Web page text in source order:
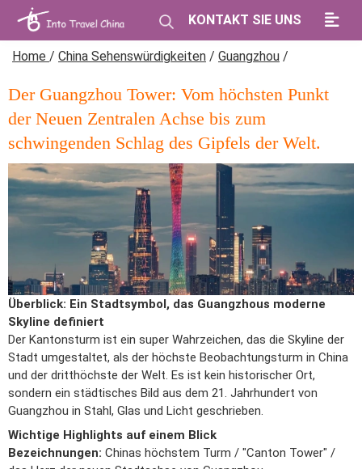
KONTAKT SIE UNS
Home / China Sehenswürdigkeiten / Guangzhou /
Der Guangzhou Tower: Vom höchsten Punkt
der Neuen Zentralen Achse bis zum
schwingenden Schlag des Gipfels der Welt.
Überblick: Ein Stadtsymbol, das Guangzhous moderne
Skyline definiert
Der Kantonsturm ist ein super Wahrzeichen, das die Skyline der
Stadt umgestaltet, als der höchste Beobachtungsturm in China
und der dritthöchste der Welt. Es ist kein historischer Ort,
sondern ein städtisches Bild aus dem 21. Jahrhundert von
Guangzhou in Stahl, Glas und Licht geschrieben.
Wichtige Highlights auf einem Blick
Bezeichnungen: Chinas höchstem Turm / "Canton Tower" /